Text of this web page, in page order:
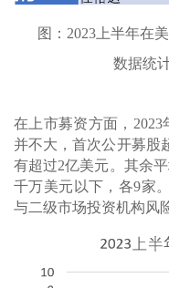
图：2023上半年在
数据统
在上市募资方面，
并不大，首次公开募股
有超过2亿美元。其余
千万美元以下，各9家
与二级市场投资机构风